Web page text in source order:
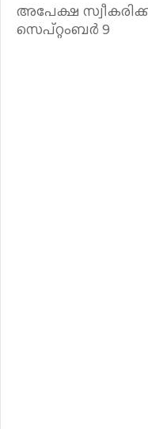
അപേക്ഷ
സെപ്റ്റംബർ 9